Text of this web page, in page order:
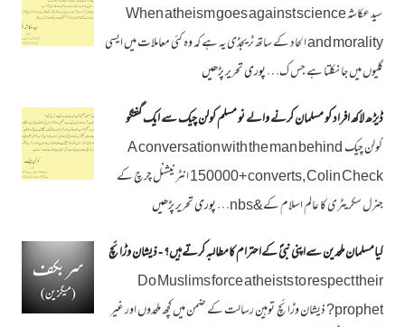
سید عکاشہ When atheism goes against science
and morality الحاد کے ساتھ ٹریجڈی یہ ہے کہ وہ کئی معاملات میں ایسی
گلیوں میں جا نکلتا ہے جس ک…پوری تحریر پڑھیں
ڈیڑھ لاکھ افراد کو مسلمان کرنے والے نو مسلم کولن چیک سے ایک گفتگو
کولن چیک A conversation with the man behind
150000+ converts, Colin Check انٹرنیشنل چرچ کے
جنرل سکریٹری کا عالم اسلام کے&nbs…
پوری تحریر پڑھیں
کیامسلمان ملحدین سےاپنی نبیؐ کےاحترام کامطالبہ کرتےہیں؟ - ذیشان وڑائچ
Do Muslims force atheists to respect their
prophet? ذیشان وڑائچ توہین رسالت کے ضمن میں کچھ ملحدوں اور غیر